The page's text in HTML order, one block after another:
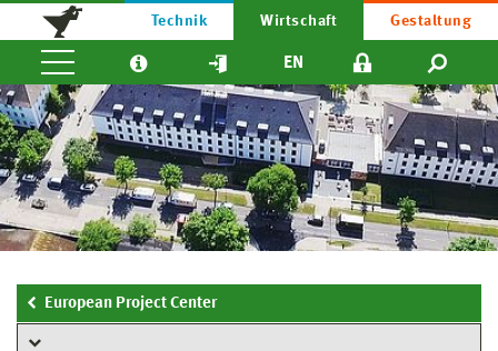
Technik Wirtschaft Gestaltung
EN
European Project Center